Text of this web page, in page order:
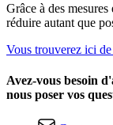
Grâce à des
réduire autant que
Vous trouverez ici
Avez-vous besoin
nous poser vos